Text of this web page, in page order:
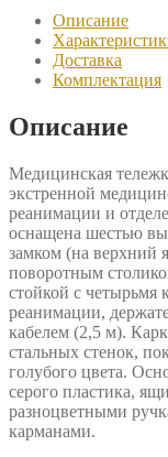
Описание
Доставка
Комплектация
Описание
Медицинская
экстренной
реанимации и
оснащена шестью
замком (на верхний
поворотным
стойкой с четырьмя
реанимации,
кабелем (2,5 м).
стальных стенок,
голубого цвета.
серого пластика,
разноцветными
карманами.